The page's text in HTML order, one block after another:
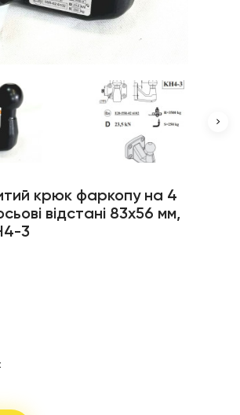
крюк фаркопу на 4
відстані 83х56 мм,
3